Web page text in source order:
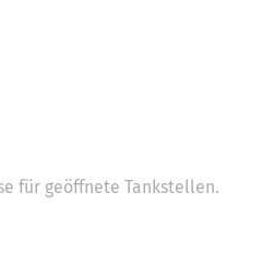
für geöffnete Tankstellen.